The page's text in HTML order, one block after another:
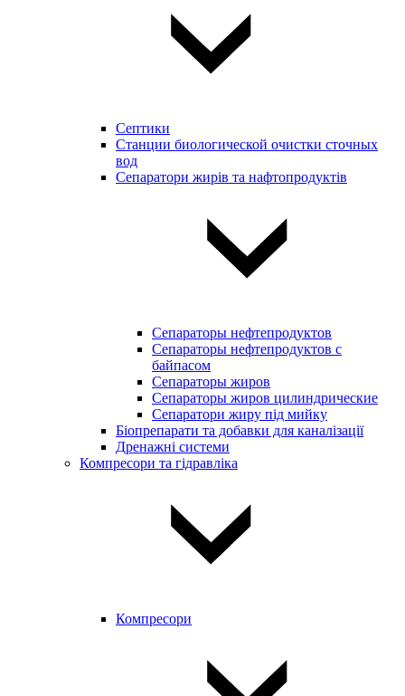
Септики
Станции биологической очистки сточных
вод
Сепаратори жирів та нафтопродуктів
Сепараторы нефтепродуктов
Сепараторы нефтепродуктов с
байпасом
Сепараторы жиров
Сепараторы жиров цилиндрические
Сепаратори жиру під мийку
Біопрепарати та добавки для каналізації
Дренажні системи
Компресори та гідравліка
Компресори